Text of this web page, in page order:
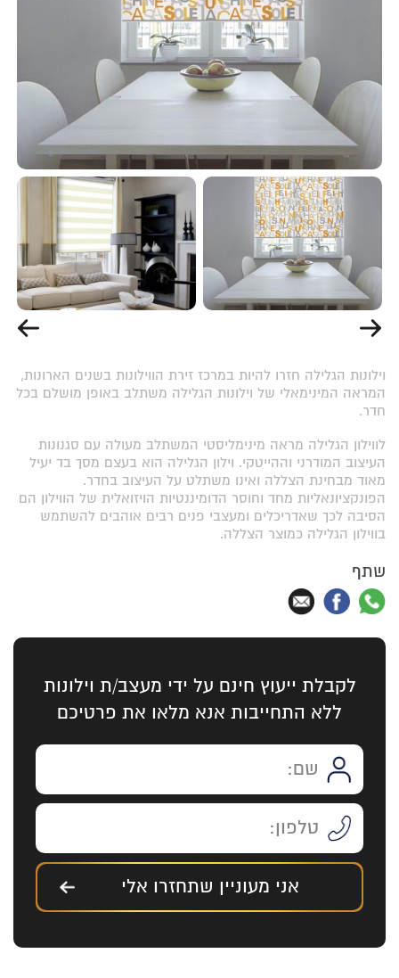
וילונות הגלילה חזרו להיות במרכז זירת הווילונות בשנים הארונות,
המראה המינימאלי של וילונות הגלילה משתלב באופן מושלם בכל
חדר.
לווילון הגלילה מראה מינימליסטי המשתלב מעולה עם סגנונות
העיצוב המודרני וההייטקי. וילון הגלילה הוא בעצם מסך בד יעיל
מאוד מבחינת הצללה ואינו משתלט על העיצוב בחדר.
הפונקציונאליות מחד וחוסר הדומיננטיות הויזואלית של הווילון הם
הסיבה לכך שאדריכלים ומעצבי פנים רבים אוהבים להשתמש
בווילון הגלילה כמוצר הצללה.
שתף
לקבלת ייעוץ חינם על ידי מעצב/ת וילונות
ללא התחייבות אנא מלאו את פרטיכם
אני מעוניין שתחזרו אלי